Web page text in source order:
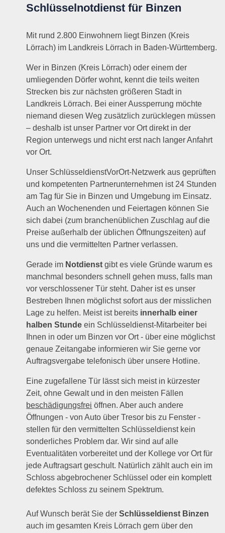
Schlüsselnotdienst für Binzen
Mit rund 2.800 Einwohnern liegt Binzen (Kreis
Lörrach) im Landkreis Lörrach in Baden-Württemberg.
Wer in Binzen (Kreis Lörrach) oder einem der
umliegenden Dörfer wohnt, kennt die teils weiten
Strecken bis zur nächsten größeren Stadt in
Landkreis Lörrach. Bei einer Aussperrung möchte
niemand diesen Weg zusätzlich zurücklegen müssen
– deshalb ist unser Partner vor Ort direkt in der
Region unterwegs und nicht erst nach langer Anfahrt
vor Ort.
Unser SchlüsseldienstVorOrt-Netzwerk aus geprüften
und kompetenten Partnerunternehmen ist 24 Stunden
am Tag für Sie in Binzen und Umgebung im Einsatz.
Auch an Wochenenden und Feiertagen können Sie
sich dabei (zum branchenüblichen Zuschlag auf die
Preise außerhalb der üblichen Öffnungszeiten) auf
uns und die vermittelten Partner verlassen.
Gerade im Notdienst gibt es viele Gründe warum es
manchmal besonders schnell gehen muss, falls man
vor verschlossener Tür steht. Daher ist es unser
Bestreben Ihnen möglichst sofort aus der misslichen
Lage zu helfen. Meist ist bereits innerhalb einer
halben Stunde ein Schlüsseldienst-Mitarbeiter bei
Ihnen in oder um Binzen vor Ort - über eine möglichst
genaue Zeitangabe informieren wir Sie gerne vor
Auftragsvergabe telefonisch über unsere Hotline.
Eine zugefallene Tür lässt sich meist in kürzester
Zeit, ohne Gewalt und in den meisten Fällen
beschädigungsfrei öffnen. Aber auch andere
Öffnungen - von Auto über Tresor bis zu Fenster -
stellen für den vermittelten Schlüsseldienst kein
sonderliches Problem dar. Wir sind auf alle
Eventualitäten vorbereitet und der Kollege vor Ort für
jede Auftragsart geschult. Natürlich zählt auch ein im
Schloss abgebrochener Schlüssel oder ein komplett
defektes Schloss zu seinem Spektrum.
Auf Wunsch berät Sie derSchlüsseldienst Binzen
auch im gesamten Kreis Lörrach gern über den